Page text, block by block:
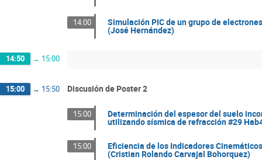
14:00 Simulación PIC de un grupo de
(José Hernández)
14:50 → 15:00
15:00 → 15:50 Discusión de Poster 2
15:00 Determinación del espesor del suelo
utilizando sísmica de refracción #29
15:00 Eficiencia de los Indicadores
(Cristian Rolando Carvajal Bohorquez)